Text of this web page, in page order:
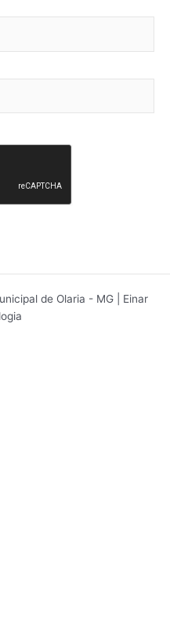
de Olaria - MG | Einar